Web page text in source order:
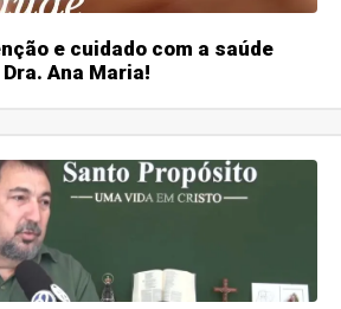
e cuidado com a saúde
Ana Maria!